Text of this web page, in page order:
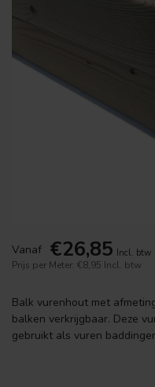
Vanaf €26,85 Incl. btw
Prijs per Meter: €8,95 Incl. btw
Balk vurenhout met
balken verkrijgbaar. Deze
gebruikt als vuren